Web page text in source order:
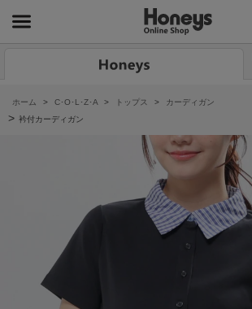
ホーム > C･O･L･Z･A > トップス > カーディガン
> 衿付カーディガン